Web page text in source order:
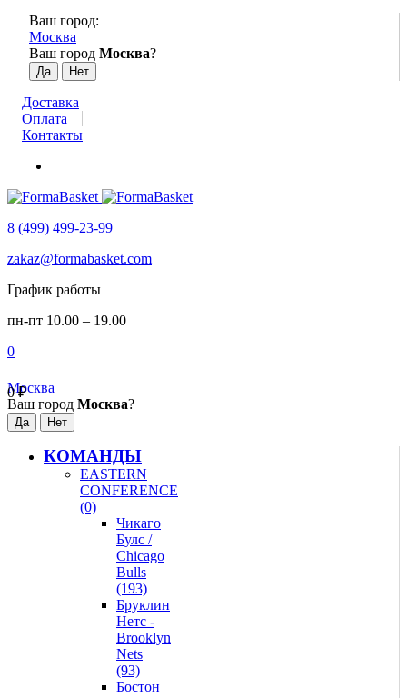
Ваш город:
Москва
Ваш город Москва?
Доставка
Оплата
Контакты
8 (499) 499-23-99
zakaz@formabasket.com
График работы
пн-пт 10.00 – 19.00
0
0₽
Москва
Ваш город Москва?
КОМАНДЫ
EASTERN
CONFERENCE
(0)
Чикаго
Булс /
Chicago
Bulls
(193)
Бруклин
Нетс -
Brooklyn
Nets
(93)
Бостон